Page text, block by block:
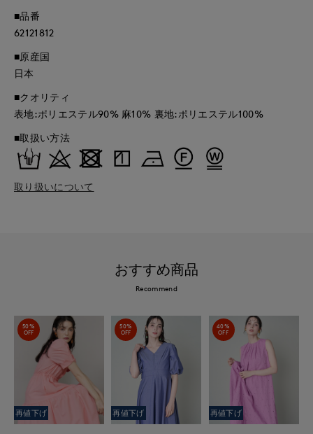
■品番
62121812
■原産国
日本
■クオリティ
表地:ポリエステル90% 麻10% 裏地:ポリエステル100%
■取扱い方法
取り扱いについて
おすすめ商品
Recommend
50%
OFF
再値下げ
50%
OFF
再値下げ
40%
OFF
再値下げ